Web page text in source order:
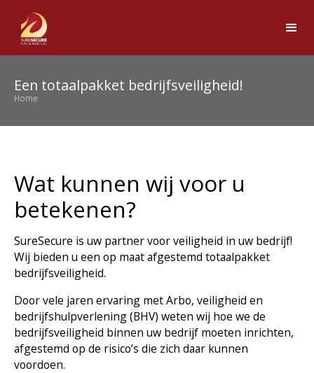
Een totaalpakket bedrijfsveiligheid!
Home
Wat kunnen wij voor u
betekenen?
SureSecure is uw partner voor veiligheid in uw bedrijf!
Wij bieden u een op maat afgestemd totaalpakket
bedrijfsveiligheid.
Door vele jaren ervaring met Arbo, veiligheid en
bedrijfshulpverlening (BHV) weten wij hoe we de
bedrijfsveiligheid binnen uw bedrijf moeten inrichten,
afgestemd op de risico’s die zich daar kunnen
voordoen.